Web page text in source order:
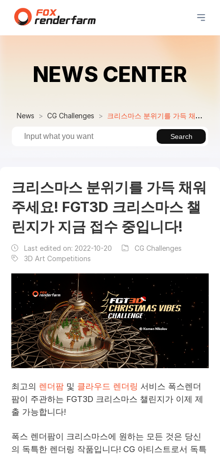
NEWS CENTER
News CG Challenges 크리스마스 분위기를 가득 채워주세요! FGT3D 크리스마스 챌린지가 지금 접수 중입니다!
Search
크리스마스 분위기를 가득 채워
주세요! FGT3D 크리스마스 챌
린지가 지금 접수 중입니다!
Last edited on: 2022-10-20
CG Challenges
3D Art Competitions
최고의 렌더팜및 클라우드 렌더링 서비스 폭스렌더
팜이 주관하는 FGT3D 크리스마스 챌린지가 이제 제
출 가능합니다!
폭스 렌더팜이 크리스마스에 원하는 모든 것은 당신
의 독특한 렌더링 작품입니다! CG 아티스트로서 독특